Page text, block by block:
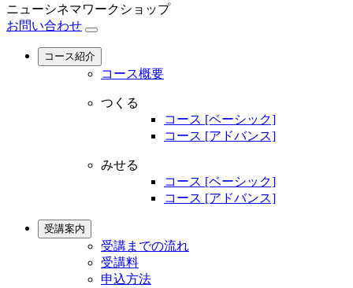
ニューシネマワークショップ
お問い合わせ
コース紹介
コース概要
つくる
コース [ベーシック]
コース [アドバンス]
みせる
コース [ベーシック]
コース [アドバンス]
受講案内
受講までの流れ
受講料
申込方法